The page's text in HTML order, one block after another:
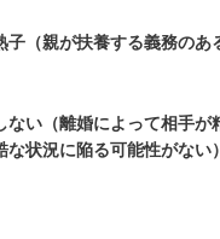
（親が扶養する義務のあ
い（離婚によって相手が
状況に陥る可能性がない）